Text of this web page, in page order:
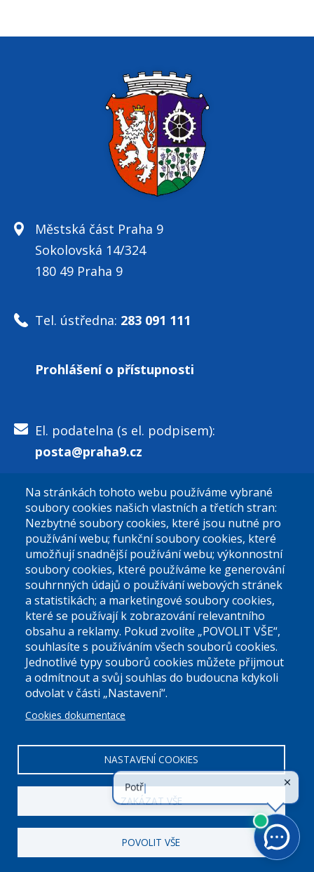
Městská část Praha 9
Sokolovská 14/324
180 49 Praha 9
Tel. ústředna: 283 091 111
Prohlášení o přístupnosti
El. podatelna (s el. podpisem):
posta@praha9.cz
El. podatelna (bez el. podpisu):
podatelna@praha9.cz
Úřední dny:
Po a St: 08.00-12.00; 13.00-18.00
Úřední hodiny
00063894DIČ:CZ00063894
Na stránkách tohoto webu používáme vybrané
soubory cookies našich vlastních a třetích stran:
Nezbytné soubory cookies, které jsou nutné pro
používání webu; funkční soubory cookies, které
umožňují snadnější používání webu; výkonnostní
soubory cookies, které používáme ke generování
souhrnných údajů o používání webových stránek
a statistikách; a marketingové soubory cookies,
které se používají k zobrazování relevantního
obsahu a reklamy. Pokud zvolíte „POVOLIT VŠE“,
souhlasíte s používáním všech souborů cookies.
Jednotlivé typy souborů cookies můžete přijmout
a odmítnout a svůj souhlas do budoucna kdykoli
odvolat v části „Nastavení“.
Cookies dokumentace
NASTAVENÍ COOKIES
ZAKÁZAT VŠE
POVOLIT VŠE